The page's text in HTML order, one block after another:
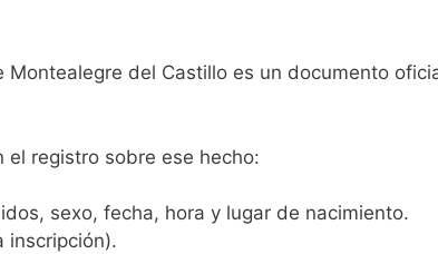
del Castillo es un documento
registro sobre ese hecho:
sexo, fecha, hora y lugar de nacimiento.
inscripción).